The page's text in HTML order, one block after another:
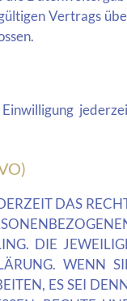
Vertrags
DAS
DIE
WENN
ES SEI